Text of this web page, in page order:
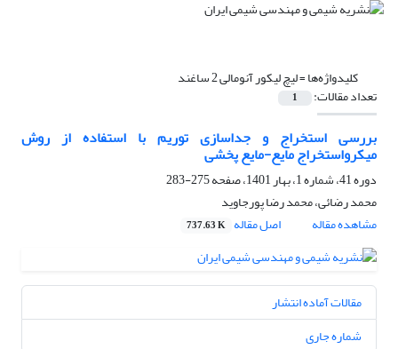
کلیدواژه‌ها =لیچ لیکور آنومالی 2 ساغند
تعداد مقالات: 1
بررسی استخراج و جداسازی توریم با استفاده از روش
میکرواستخراج مایع-مایع پخشی
دوره 41، شماره 1، بهار 1401، صفحه
275-283
محمد رضائی، محمد رضا پورجاوید
مشاهده مقاله
اصل مقاله 737.63 K
مقالات آماده انتشار
شماره جاری